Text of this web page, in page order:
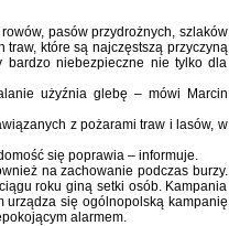
pasów przydrożnych, szlaków
traw, które są najczęstszą przyczyną
bardzo niebezpieczne nie tylko dla
użyźnia glebę – mówi Marcin
z pożarami traw i lasów, w
się poprawia – informuje.
na zachowanie podczas burzy.
roku giną setki osób. Kampania
urządza się ogólnopolską kampanię
alarmem.